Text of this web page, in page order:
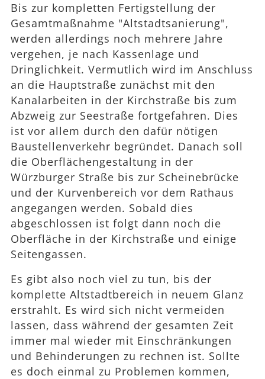
Bis zur kompletten Fertigstellung der
Gesamtmaßnahme "Altstadtsanierung",
werden allerdings noch mehrere Jahre
vergehen, je nach Kassenlage und
Dringlichkeit. Vermutlich wird im Anschluss
an die Hauptstraße zunächst mit den
Kanalarbeiten in der Kirchstraße bis zum
Abzweig zur Seestraße fortgefahren. Dies
ist vor allem durch den dafür nötigen
Baustellenverkehr begründet. Danach soll
die Oberflächengestaltung in der
Würzburger Straße bis zur Scheinebrücke
und der Kurvenbereich vor dem Rathaus
angegangen werden. Sobald dies
abgeschlossen ist folgt dann noch die
Oberfläche in der Kirchstraße und einige
Seitengassen.
Es gibt also noch viel zu tun, bis der
komplette Altstadtbereich in neuem Glanz
erstrahlt. Es wird sich nicht vermeiden
lassen, dass während der gesamten Zeit
immer mal wieder mit Einschränkungen
und Behinderungen zu rechnen ist. Sollte
es doch einmal zu Problemen kommen,